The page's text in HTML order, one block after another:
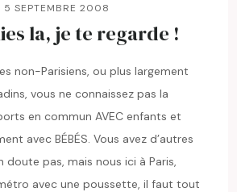
5 SEPTEMBRE 2008
la, je te regarde !
non-Parisiens, ou plus largement
vous ne connaissez pas la
en commun AVEC enfants et
avec BÉBÉS. Vous avez d’autres
doute pas, mais nous ici à Paris,
avec une poussette, il faut tout